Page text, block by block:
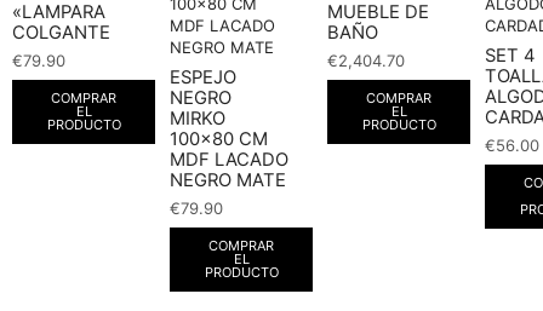
«LAMPARA
COLGANTE
€79.90
COMPRAR
EL
PRODUCTO
ESPEJO
NEGRO
MIRKO
100×80 CM
MDF LACADO
NEGRO MATE
€79.90
COMPRAR
EL
PRODUCTO
MUEBLE DE
BAÑO
€2,404.70
COMPRAR
EL
PRODUCTO
SET 4
€56.00